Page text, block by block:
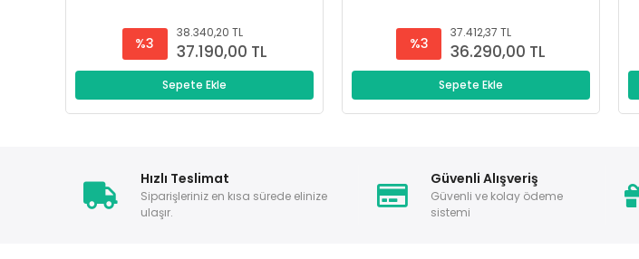
%3
38.340,20 TL
37.190,00 TL
Sepete Ekle
%3
37.412,37 TL
36.290,00 TL
Sepete Ekle
Hızlı Teslimat
Siparişleriniz en kısa sürede elinize
ulaşır.
Güvenli Alışveriş
Güvenli ve kolay ödeme
sistemi